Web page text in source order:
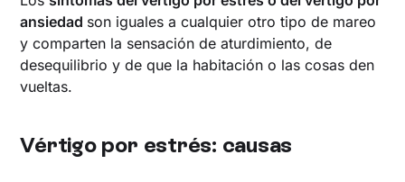
ansiedad son iguales a cualquier otro tipo de mareo
y comparten la sensación de aturdimiento, de
desequilibrio y de que la habitación o las cosas den
vueltas.
Vértigo por estrés: causas